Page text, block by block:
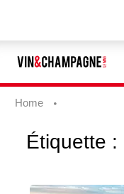
Home
Étiquette :